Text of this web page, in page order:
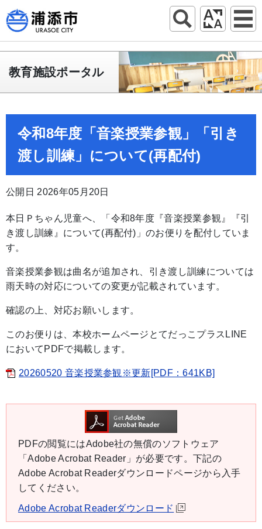
教育施設ポータル
令和8年度「音楽授業参観」「引き
渡し訓練」について(再配付)
公開日 2026年05月20日
本日Ｐちゃん児童へ、「令和8年度『音楽授業参観』『引
き渡し訓練』について(再配付)」のお便りを配付していま
す。
音楽授業参観は曲名が追加され、引き渡し訓練については
雨天時の対応についての変更が記載されています。
確認の上、対応お願いします。
このお便りは、本校ホームページとてだっこプラスLINE
においてPDFで掲載します。
20260520 音楽授業参観※更新[PDF：641KB]
PDFの閲覧にはAdobe社の無償のソフトウェア
「Adobe Acrobat Reader」が必要です。下記の
Adobe Acrobat Readerダウンロードページから入手
してください。
Adobe Acrobat Readerダウンロード